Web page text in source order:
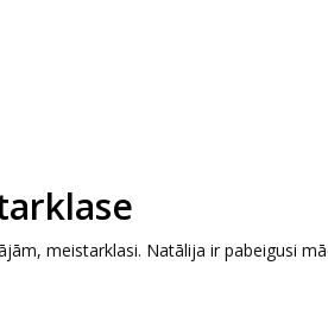
meistarklasi. Natālija ir pabeigusi